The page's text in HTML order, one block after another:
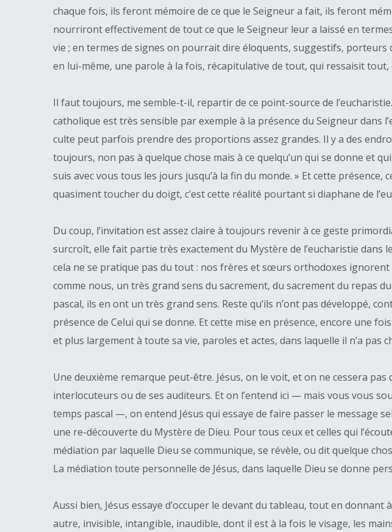
chaque fois, ils feront mémoire de ce que le Seigneur a fait, ils feront
nourriront effectivement de tout ce que le Seigneur leur a laissé en
vie ; en termes de signes on pourrait dire éloquents, suggestifs,
en lui-même, une parole à la fois, récapitulative de tout, qui ressaisit
Il faut toujours, me semble-t-il, repartir de ce point-source de
catholique est très sensible par exemple à la présence du Seigneur dans
culte peut parfois prendre des proportions assez grandes. Il y a des
toujours, non pas à quelque chose mais à ce quelqu’un qui se donne et
suis avec vous tous les jours jusqu’à la fin du monde. » Et cette
quasiment toucher du doigt, c’est cette réalité pourtant si diaphane de
Du coup, l’invitation est assez claire à toujours revenir à ce geste
surcroît, elle fait partie très exactement du Mystère de l’eucharistie dans
cela ne se pratique pas du tout : nos frères et sœurs orthodoxes
comme nous, un très grand sens du sacrement, du sacrement du repas
pascal, ils en ont un très grand sens. Reste qu’ils n’ont pas développé,
présence de Celui qui se donne. Et cette mise en présence, encore une
et plus largement à toute sa vie, paroles et actes, dans laquelle il n’a
Une deuxième remarque peut-être. Jésus, on le voit, et on ne cessera
interlocuteurs ou de ses auditeurs. Et on l’entend ici — mais vous vous
temps pascal —, on entend Jésus qui essaye de faire passer le message
une re-découverte du Mystère de Dieu. Pour tous ceux et celles qui
médiation par laquelle Dieu se communique, se révèle, ou dit quelque
La médiation toute personnelle de Jésus, dans laquelle Dieu se donne
Aussi bien, Jésus essaye d’occuper le devant du tableau, tout en donnant
autre, invisible, intangible, inaudible, dont il est à la fois le visage, les